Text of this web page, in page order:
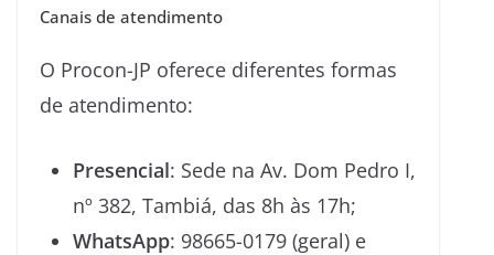
Canais de atendimento
O Procon-JP oferece diferentes formas
de atendimento:
Presencial: Sede na Av. Dom Pedro I,
nº 382, Tambiá, das 8h às 17h;
WhatsApp: 98665-0179 (geral) e